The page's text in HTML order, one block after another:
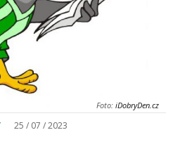
Foto: iDobryDen.cz
25 / 07 / 2023